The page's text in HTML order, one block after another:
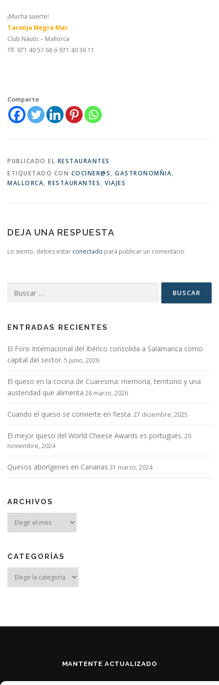
¡Mucha suerte!
Taronja Negra Mar
Club Náutic – Mallorca
Tlf. 971 40 57 68 ó 971 40 36 11
Comparte
PUBLICADO EL RESTAURANTES
ETIQUETADO CON COCINER@S, GASTRONOMÑIA,
MALLORCA, RESTAURANTES, VIAJES
DEJA UNA RESPUESTA
Lo siento, debes estar conectado para publicar un comentario.
ENTRADAS RECIENTES
El Foro Internacional del Ibérico consolida a Salamanca como
capital del sector. 5 junio, 2026
El queso en la cocina de Cuaresma: memoria, territorio y una
austeridad que alimenta 26 marzo, 2026
Cuando el queso se convierte en fiesta. 27 diciembre, 2025
El mejor queso del World Cheese Awards es portugués. 20
noviembre, 2024
Quesos aborígenes en Canarias 31 marzo, 2024
ARCHIVOS
CATEGORÍAS
MANTENTE ACTUALIZADO